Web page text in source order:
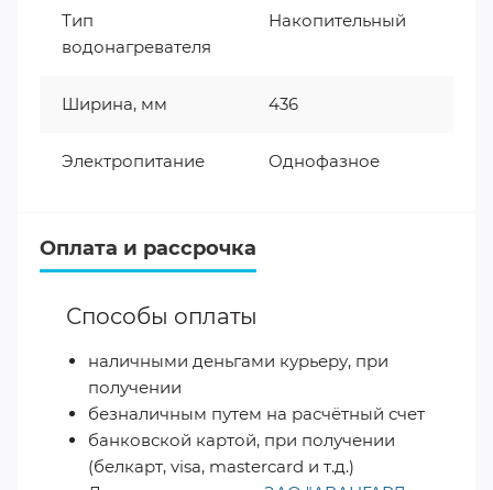
Тип
водонагревателя
Накопительный
Ширина, мм 436
Электропитание Однофазное
Оплата и рассрочка
Способы оплаты
наличными деньгами курьеру, при
получении
безналичным путем на расчётный счет
банковской картой, при получении
(белкарт, visa, mastercard и т.д.)